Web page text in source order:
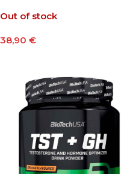
Out of stock
38,90 €